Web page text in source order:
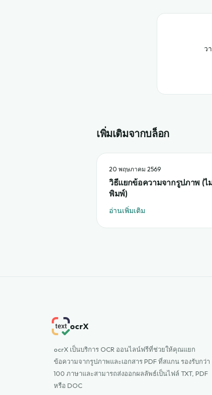
ว
เพิ่มเติมจากบล็อก
20 พฤษภาคม 2569
วิธีแยกข้อความจากรูปภาพ (ไ
พิมพ์)
อ่านเพิ่มเติม
ocrX
ocrX เป็นบริการ OCR ออนไลน์ฟรีที่ช่วยให้คุณแยก
ข้อความจากรูปภาพและเอกสาร PDF ที่สแกน รองรับกว่า
100 ภาษาและสามารถส่งออกผลลัพธ์เป็นไฟล์ TXT, PDF
หรือ DOC